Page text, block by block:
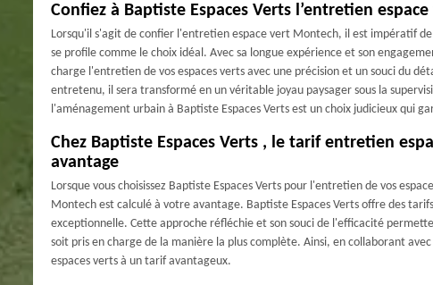
Confiez à Baptiste Espaces Verts l’entretien
Lorsqu'il s'agit de confier l'entretien espace vert Montech, il est impératif
se profile comme le choix idéal. Avec sa longue expérience et son
charge l'entretien de vos espaces verts avec une précision et un souci du
entretenu, il sera transformé en un véritable joyau paysager sous la
l'aménagement urbain à Baptiste Espaces Verts est un choix judicieux qui
Chez Baptiste Espaces Verts , le tarif entretien
avantage
Lorsque vous choisissez Baptiste Espaces Verts pour l'entretien de vos
Montech est calculé à votre avantage. Baptiste Espaces Verts offre des
exceptionnelle. Cette approche réfléchie et son souci de l'efficacité
soit pris en charge de la manière la plus complète. Ainsi, en collaborant
espaces verts à un tarif avantageux.